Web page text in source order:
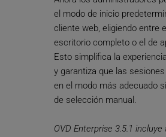
el modo de inicio
cliente web, eligiendo entre
escritorio completo o el de
Esto simplifica la
y garantiza que las
en el modo más adecuado
de selección manual.
OVD Enterprise 3.5.1 incluye